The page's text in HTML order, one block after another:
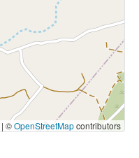
| ©OpenStreetMapcontributors